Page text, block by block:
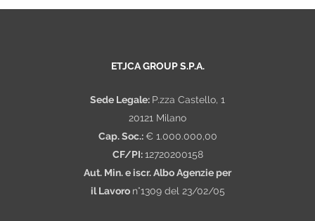
ETJCA GROUP S.P.A.
Sede Legale: P.zza Castello, 1
20121 Milano
Cap. Soc.: € 1.000.000,00
CF/PI:12720200158
Aut. Min. e iscr. Albo Agenzie per
il Lavoro n°1309 del 23/02/05